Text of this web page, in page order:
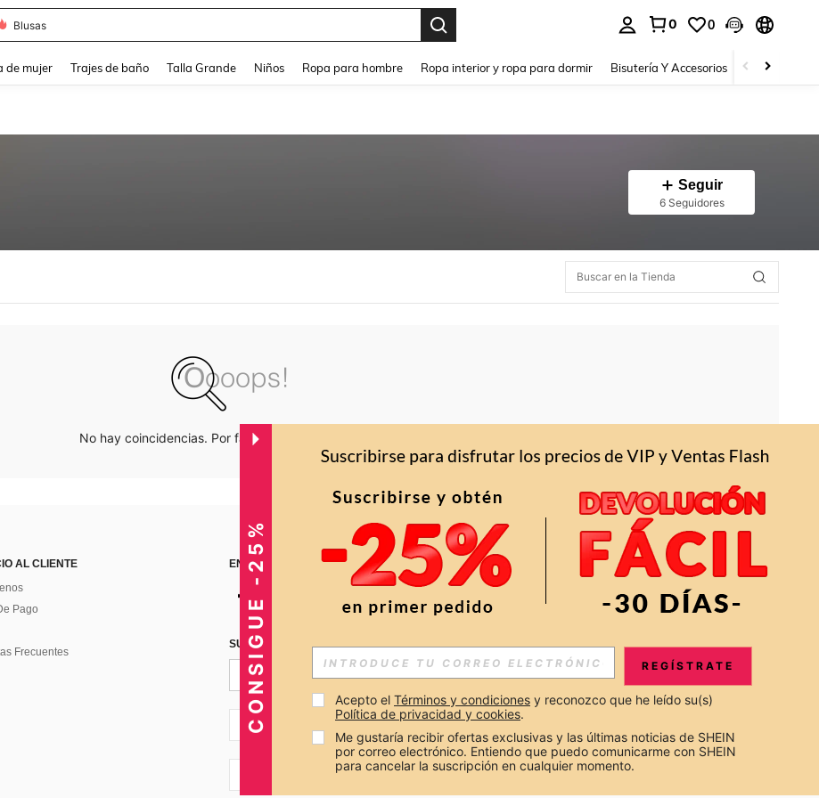
Blusas
0 0
de mujer Trajes de baño Talla Grande Niños Ropa para hombre Ropa interior y ropa para dormir Bisutería Y Accesorios Zapatos
Seguir
6 Seguidores
No hay coincidencias. Por favor inténtalo de nuevo.
AL CLIENTE
Pago
Frecuentes
ENCUÉNTRANOS EN APP
SUSCRÍBETE PARA RECIBIR OFERTAS EXCLUSIVAS, PROMOCIONES Y NOTICIAS DE SHEIN
CO + 57
CONSIGUE -25% REGÍSTRATE
Acepto el Términos y condiciones y reconozco que he leído su(s)
Política de privacidad y cookies.
Me gustaría recibir ofertas exclusivas y las últimas noticias de SHEIN
por correo electrónico. Entiendo que puedo comunicarme con SHEIN
para cancelar la suscripción en cualquier momento.